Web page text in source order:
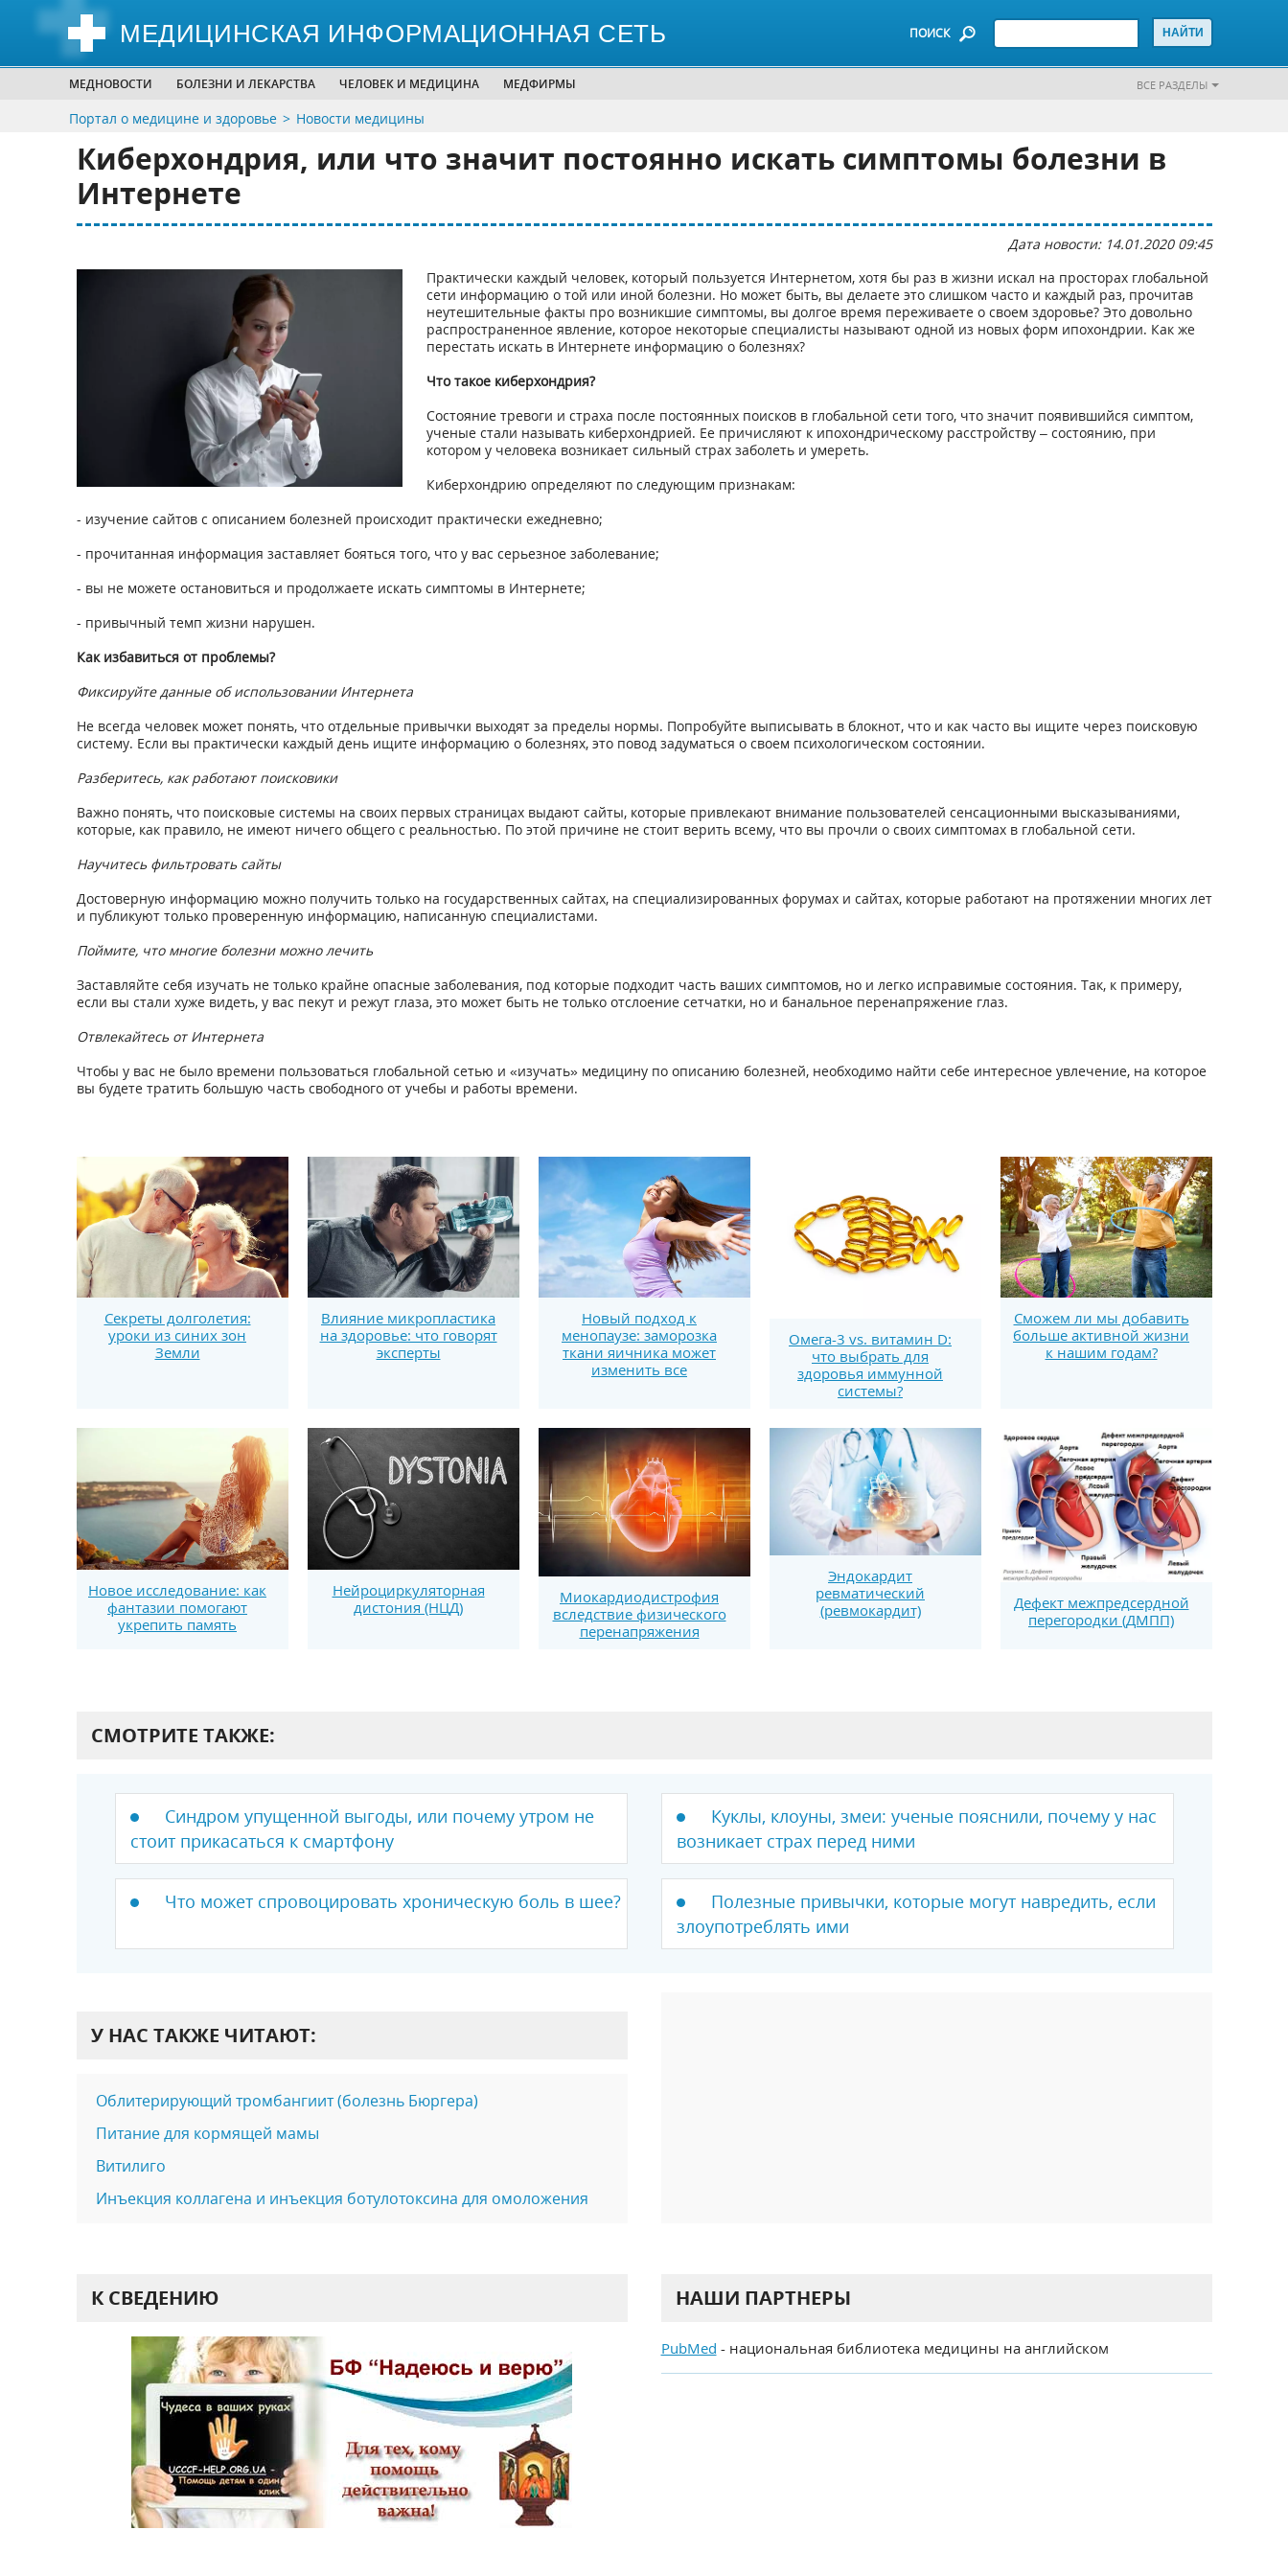
МЕДИЦИНСКАЯ ИНФОРМАЦИОННАЯ СЕТЬ ПОИСК
МЕДНОВОСТИ БОЛЕЗНИ И ЛЕКАРСТВА ЧЕЛОВЕК И МЕДИЦИНА МЕДФИРМЫ ВСЕ РАЗДЕЛЫ
Портал о медицине и здоровье Новости медицины
Киберхондрия, или что значит постоянно искать симптомы болезни в
Интернете
Дата новости: 14.01.2020 09:45
Практически каждый человек, который пользуется Интернетом, хотя бы раз в жизни искал на просторах глобальной
сети информацию о той или иной болезни. Но может быть, вы делаете это слишком часто и каждый раз, прочитав
неутешительные факты про возникшие симптомы, вы долгое время переживаете о своем здоровье? Это довольно
распространенное явление, которое некоторые специалисты называют одной из новых форм ипохондрии. Как же
перестать искать в Интернете информацию о болезнях?
Что такое киберхондрия?
Состояние тревоги и страха после постоянных поисков в глобальной сети того, что значит появившийся симптом,
ученые стали называть киберхондрией. Ее причисляют к ипохондрическому расстройству – состоянию, при
котором у человека возникает сильный страх заболеть и умереть.
Киберхондрию определяют по следующим признакам:
- изучение сайтов с описанием болезней происходит практически ежедневно;
- прочитанная информация заставляет бояться того, что у вас серьезное заболевание;
- вы не можете остановиться и продолжаете искать симптомы в Интернете;
- привычный темп жизни нарушен.
Как избавиться от проблемы?
Фиксируйте данные об использовании Интернета
Не всегда человек может понять, что отдельные привычки выходят за пределы нормы. Попробуйте выписывать в блокнот, что и как часто вы ищите через поисковую
систему. Если вы практически каждый день ищите информацию о болезнях, это повод задуматься о своем психологическом состоянии.
Разберитесь, как работают поисковики
Важно понять, что поисковые системы на своих первых страницах выдают сайты, которые привлекают внимание пользователей сенсационными высказываниями,
которые, как правило, не имеют ничего общего с реальностью. По этой причине не стоит верить всему, что вы прочли о своих симптомах в глобальной сети.
Научитесь фильтровать сайты
Достоверную информацию можно получить только на государственных сайтах, на специализированных форумах и сайтах, которые работают на протяжении многих лет
и публикуют только проверенную информацию, написанную специалистами.
Поймите, что многие болезни можно лечить
Заставляйте себя изучать не только крайне опасные заболевания, под которые подходит часть ваших симптомов, но и легко исправимые состояния. Так, к примеру,
если вы стали хуже видеть, у вас пекут и режут глаза, это может быть не только отслоение сетчатки, но и банальное перенапряжение глаз.
Отвлекайтесь от Интернета
Чтобы у вас не было времени пользоваться глобальной сетью и «изучать» медицину по описанию болезней, необходимо найти себе интересное увлечение, на которое
вы будете тратить большую часть свободного от учебы и работы времени.
Секреты долголетия:
уроки из синих зон
Земли
Влияние микропластика
на здоровье: что говорят
эксперты
Новый подход к
менопаузе: заморозка
ткани яичника может
изменить все
Омега-3 vs. витамин D:
что выбрать для
здоровья иммунной
системы?
Сможем ли мы добавить
больше активной жизни
к нашим годам?
Новое исследование: как
фантазии помогают
укрепить память
Нейроциркуляторная
дистония (НЦД)
Миокардиодистрофия
вследствие физического
перенапряжения
Эндокардит
ревматический
(ревмокардит)
Дефект межпредсердной
перегородки (ДМПП)
СМОТРИТЕ ТАКЖЕ:
Синдром упущенной выгоды, или почему утром не
стоит прикасаться к смартфону
Куклы, клоуны, змеи: ученые пояснили, почему у нас
возникает страх перед ними
Что может спровоцировать хроническую боль в шее?
Полезные привычки, которые могут навредить, если
злоупотреблять ими
У НАС ТАКЖЕ ЧИТАЮТ:
Облитерирующий тромбангиит (болезнь Бюргера)
Питание для кормящей мамы
Витилиго
Инъекция коллагена и инъекция ботулотоксина для омоложения
К СВЕДЕНИЮ НАШИ ПАРТНЕРЫ
PubMed - национальная библиотека медицины на английском